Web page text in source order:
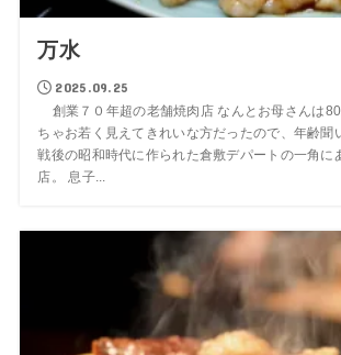
万水
2025.09.25
創業７０年超の老舗焼肉店 なんとお母さんは
ちゃお若く見えてきれいな方だったので、年齢聞
戦後の昭和時代に作られた倉敷デパートの一角に
店。 息子...